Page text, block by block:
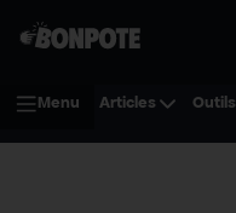
Menu Articles Outils